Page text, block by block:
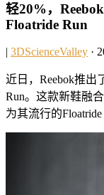
轻20%，
Floatride Run
| 3DScienceValley ·
近日，Reebok推出
Run。这款新鞋融
为其流行的